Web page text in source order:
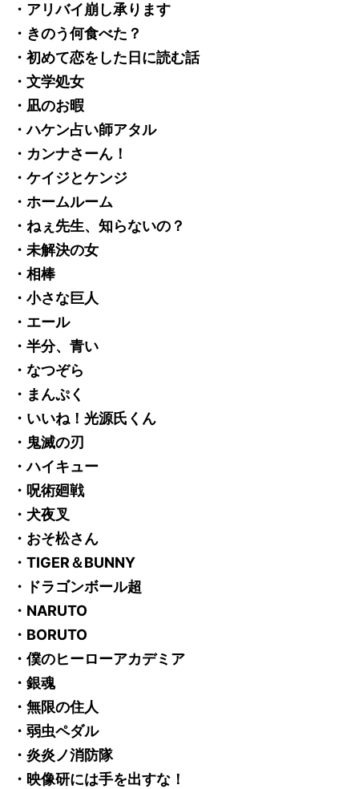
・アリバイ崩し承ります
・きのう何食べた？
・初めて恋をした日に読む話
・文学処女
・凪のお暇
・ハケン占い師アタル
・カンナさーん！
・ケイジとケンジ
・ホームルーム
・ねぇ先生、知らないの？
・未解決の女
・相棒
・小さな巨人
・エール
・半分、青い
・なつぞら
・まんぷく
・いいね！光源氏くん
・鬼滅の刃
・ハイキュー
・呪術廻戦
・犬夜叉
・おそ松さん
・TIGER＆BUNNY
・ドラゴンボール超
・NARUTO
・BORUTO
・僕のヒーローアカデミア
・銀魂
・無限の住人
・弱虫ペダル
・炎炎ノ消防隊
・映像研には手を出すな！